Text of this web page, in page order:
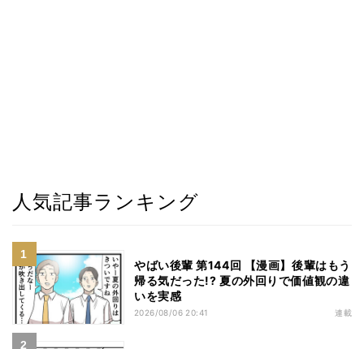
人気記事ランキング
やばい後輩 第144回 【漫画】後輩はもう
帰る気だった!? 夏の外回りで価値観の違
いを実感
2026/08/06 20:41 連載